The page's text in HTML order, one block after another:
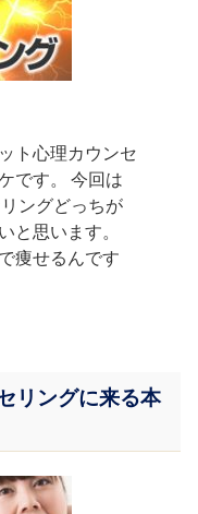
ト心理カウンセ
です。 今回は
ングどっちが
と思います。
痩せるんです
リングに来る本